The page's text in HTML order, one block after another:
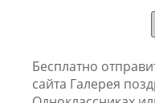
Бесплатно
сайта Галерея